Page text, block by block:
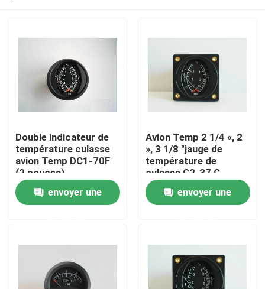
Maison
Au sujet de nous
Double indicateur de
température culasse
avion Temp DC1-70F
(2 pouces)
envoyer une
Avion Temp 2 1/4 «, 2
», 3 1/8 "jauge de
température de
culasse C2-37 C
(CHT)
envoyer une